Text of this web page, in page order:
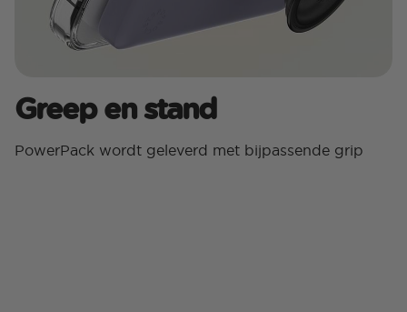
Greep en stand
PowerPack wordt geleverd met bijpassende grip